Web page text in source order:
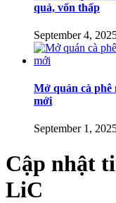
quả, vốn thấp
September 4,
Mở quán cà phê
mới
September 1,
Cập nhật
LiC